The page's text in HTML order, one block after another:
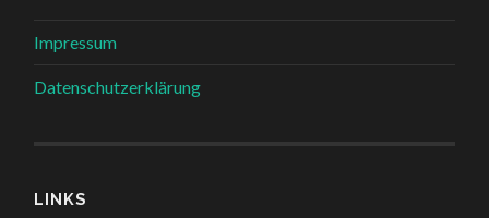
Impressum
Datenschutzerklärung
LINKS